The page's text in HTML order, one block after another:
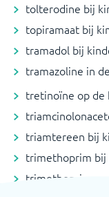
tolterodine bij
topiramaat bij
tramadol bij
tramazoline in
tretinoïne op de
triamtereen bij
trimethoprim bij
trimethoprim